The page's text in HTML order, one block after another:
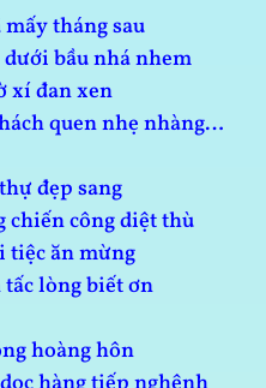
tháng sau
bầu nhá nhem
xí đan xen
quen nhẹ nhàng…
đẹp sang
chiến công diệt thù
tiệc ăn mừng
lòng biết ơn
hoàng hôn